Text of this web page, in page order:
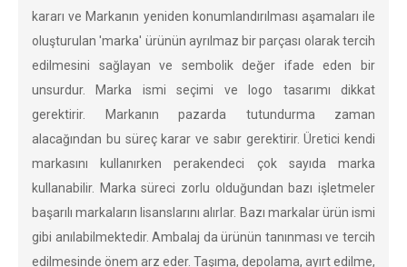
kararı ve Markanın yeniden konumlandırılması aşamaları ile
oluşturulan 'marka' ürünün ayrılmaz bir parçası olarak tercih
edilmesini sağlayan ve sembolik değer ifade eden bir
unsurdur. Marka ismi seçimi ve logo tasarımı dikkat
gerektirir. Markanın pazarda tutundurma zaman
alacağından bu süreç karar ve sabır gerektirir. Üretici kendi
markasını kullanırken perakendeci çok sayıda marka
kullanabilir. Marka süreci zorlu olduğundan bazı işletmeler
başarılı markaların lisanslarını alırlar. Bazı markalar ürün ismi
gibi anılabilmektedir. Ambalaj da ürünün tanınması ve tercih
edilmesinde önem arz eder. Taşıma, depolama, ayırt edilme,